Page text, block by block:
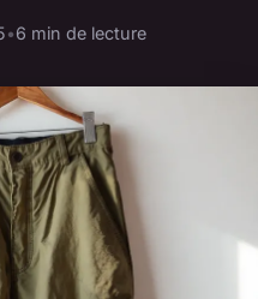
•6 min de lecture